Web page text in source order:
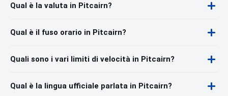
Qual è la valuta in Pitcairn?
Qual è il fuso orario in Pitcairn?
Quali sono i vari limiti di velocità in Pitcairn?
Qual è la lingua ufficiale parlata in Pitcairn?